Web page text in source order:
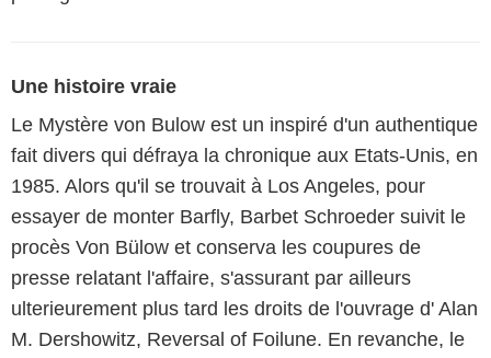
Une histoire vraie
Le Mystère von Bulow est un inspiré d'un authentique
fait divers qui défraya la chronique aux Etats-Unis, en
1985. Alors qu'il se trouvait à Los Angeles, pour
essayer de monter Barfly, Barbet Schroeder suivit le
procès Von Bülow et conserva les coupures de
presse relatant l'affaire, s'assurant par ailleurs
ulterieurement plus tard les droits de l'ouvrage d' Alan
M. Dershowitz, Reversal of Foilune. En revanche, le